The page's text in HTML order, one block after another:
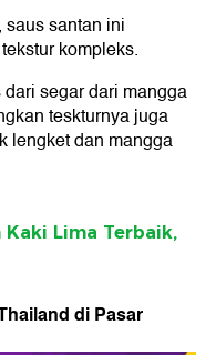
santan ini
kompleks.
segar dari mangga
teskturnya juga
lengket dan mangga
Kaki Lima Terbaik,
di Pasar